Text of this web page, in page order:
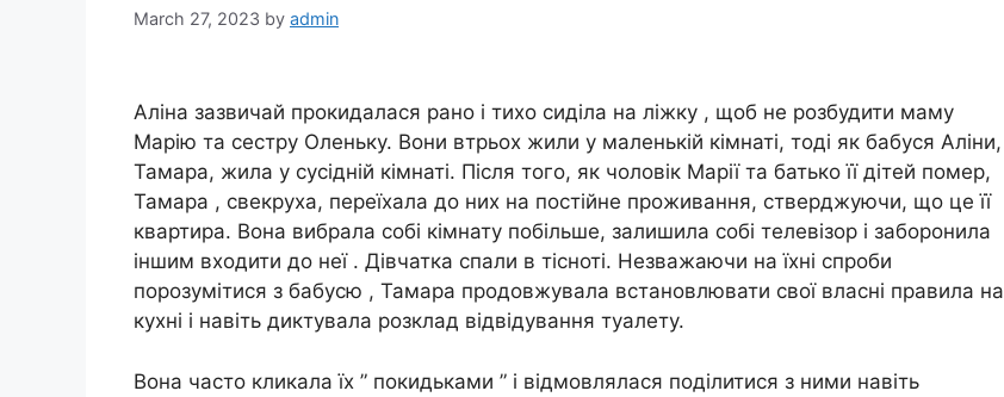
March 27, 2023 by admin
Аліна зазвичай прокидалася рано і тихо сиділа на ліжку , щоб не розбудити маму
Марію та сестру Оленьку. Вони втрьох жили у маленькій кімнаті, тоді як бабуся Аліни,
Тамара, жила у сусідній кімнаті. Після того, як чоловік Марії та батько її дітей помер,
Тамара , свекруха, переїхала до них на постійне проживання, стверджуючи, що це її
квартира. Вона вибрала собі кімнату побільше, залишила собі телевізор і заборонила
іншим входити до неї . Дівчатка спали в тісноті. Незважаючи на їхні спроби
порозумітися з бабусю , Тамара продовжувала встановлювати свої власні правила на
кухні і навіть диктувала розклад відвідування туалету.
Вона часто кликала їх ” покидьками ” і відмовлялася поділитися з ними навіть